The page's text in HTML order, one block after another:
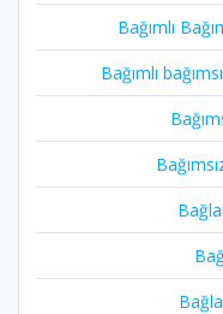
Bağımlı
Bağımlı